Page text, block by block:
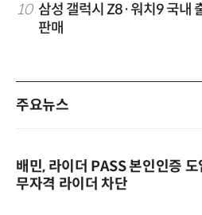
10 삼성 갤럭시 Z8·워치9 국
판매
주요뉴스
배민, 라이더 PASS 본인인증
무자격 라이더 차단